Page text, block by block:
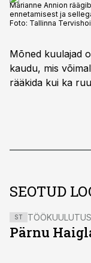
Marianne Annion
ennetamisest ja
Foto: Tallinna
Mõned kuulajad
kaudu, mis
rääkida kui ka
SEOTUD
ST
Pärnu